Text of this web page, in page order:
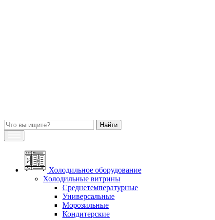
Холодильное оборудование
Холодильные витрины
Среднетемпературные
Универсальные
Морозильные
Кондитерские